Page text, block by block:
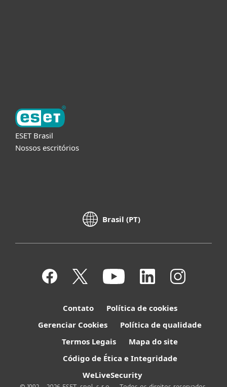
ESET Brasil
Nossos escritórios
Brasil (PT)
Contato
Política de cookies
Gerenciar Cookies
Política de qualidade
Termos Legais
Mapa do site
Código de Ética e Integridade
WeLiveSecurity